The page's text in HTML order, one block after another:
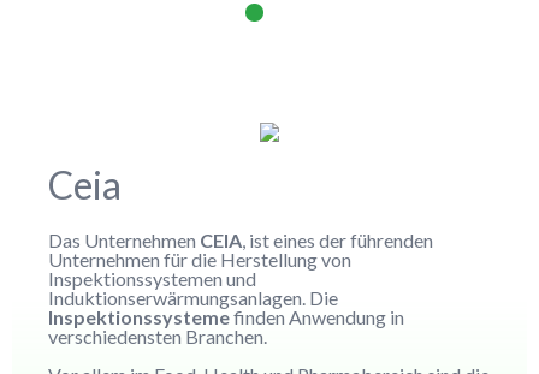
Ceia
Das Unternehmen CEIA , ist eines der führenden
Unternehmen für die Herstellung von
Inspektionssystemen und
Induktionserwärmungsanlagen. Die
Inspektionssystemefinden Anwendung in
verschiedensten Branchen.